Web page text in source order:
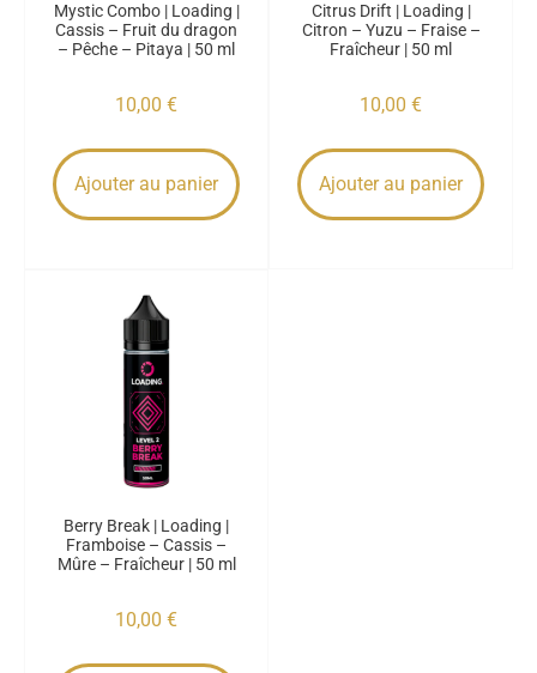
Mystic Combo | Loading |
Cassis – Fruit du dragon
– Pêche – Pitaya | 50 ml
10,00 €
Ajouter au panier
Citrus Drift | Loading |
Citron – Yuzu – Fraise –
Fraîcheur | 50 ml
10,00 €
Ajouter au panier
Berry Break | Loading |
Framboise – Cassis –
Mûre – Fraîcheur | 50 ml
10,00 €